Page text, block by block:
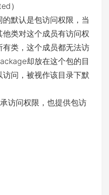
）
默认是包访问权限，当
类对这个成员有访问权
有类，这个成员都无法访
却放在这个包的目
问，被视作该目录下默
访问权限，也提供包访